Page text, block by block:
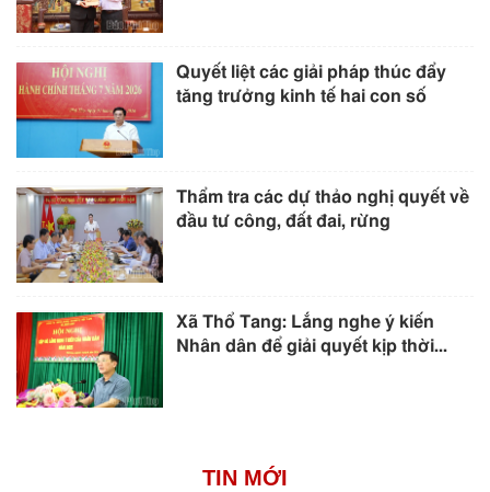
Quyết liệt các giải pháp thúc đẩy
tăng trưởng kinh tế hai con số
Thẩm tra các dự thảo nghị quyết về
đầu tư công, đất đai, rừng
Xã Thổ Tang: Lắng nghe ý kiến
Nhân dân để giải quyết kịp thời...
TIN MỚI